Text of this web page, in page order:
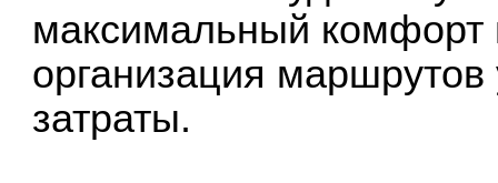
максимальный комфорт
организация
затраты.